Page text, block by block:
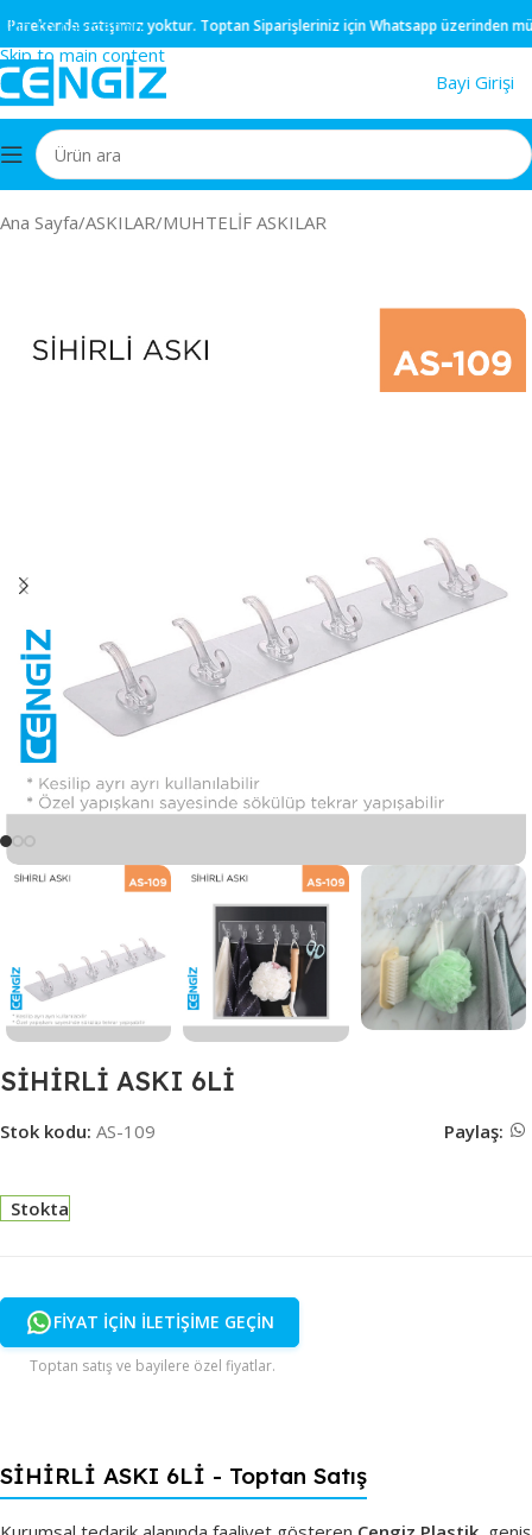
Skip to navigation
Skip to main content
satışımız yoktur.ToptanSiparişleriniz içinWhatsappüzerinden
Bayi Girişi
Ana Sayfa/ASKILAR/MUHTELİF ASKILAR
SİHİRLİ ASKI 6Lİ
Stok kodu: AS-109 Paylaş:
Stokta
FİYAT İÇİN İLETİŞİME GEÇİN
Toptan satış ve bayilere özel fiyatlar.
SİHİRLİ ASKI 6Lİ - Toptan Satış